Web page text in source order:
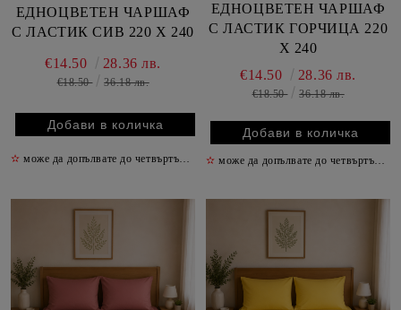
ЕДНОЦВЕТЕН ЧАРШАФ
С ЛАСТИК СИВ 220 Х 240
€14.50 28.36 лв.
€18.50 36.18 лв.
✫ може да допълвате до четвъртък включително ✫
ЕДНОЦВЕТЕН ЧАРШАФ
С ЛАСТИК ГОРЧИЦА 220
Х 240
€14.50
28.36 лв.
€18.50 36.18 лв.
✫ може да допълвате до четвъртък включително